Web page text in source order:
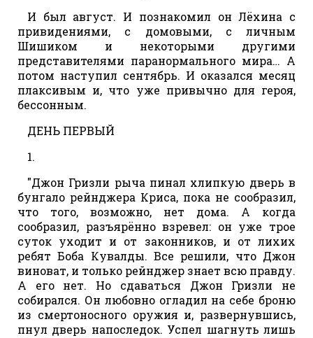
И был август. И познакомил он Лёхина с
привидениями, с домовыми, с личным
Шишиком и некоторыми другими
представителями паранормального мира… А
потом наступил сентябрь. И оказался месяц
плаксивым и, что уже привычно для героя,
бессонным.
ДЕНЬ ПЕРВЫЙ
1.
"Джон Гризли рыча пинал хлипкую дверь в
бунгало рейнджера Криса, пока не сообразил,
что того, возможно, нет дома. А когда
сообразил, разъярённо взревел: он уже трое
суток уходит и от законников, и от лихих
ребят Боба Кувалды. Все решили, что Джон
виноват, и только рейнджер знает всю правду.
А его нет. Но сдаваться Джон Гризли не
собирался. Он любовно огладил на себе броню
из смертоносного оружия и, развернувшись,
пнул дверь напоследок. Успел шагнуть лишь